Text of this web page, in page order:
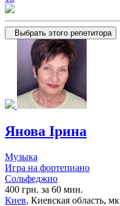
Выбрать этого репетитора
Янова Ірина
Музыка
Игра на фортепиано
Сольфеджио
400 грн. за 60 мин.
Киев, Киевская область,